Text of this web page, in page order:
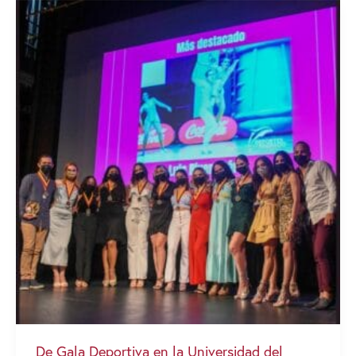
De Gala Deportiva en la Universidad del